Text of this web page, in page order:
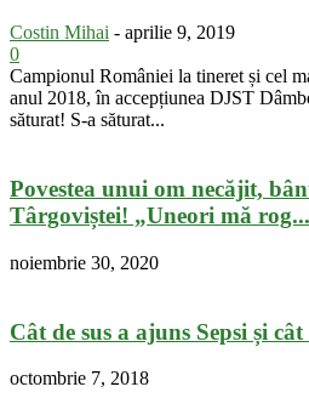
Costin Mihai - aprilie 9, 2019
0
Campionul României la tineret și cel
anul 2018, în accepțiunea DJST
săturat! S-a săturat...
Povestea unui om necăjit,
Târgoviștei! „Uneori mă rog...
noiembrie 30, 2020
Cât de sus a ajuns Sepsi și
octombrie 7, 2018